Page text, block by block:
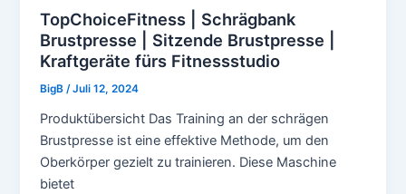
TopChoiceFitness | Schrägbank
Brustpresse | Sitzende Brustpresse |
Kraftgeräte fürs Fitnessstudio
BigB/Juli 12, 2024
Produktübersicht Das Training an der schrägen
Brustpresse ist eine effektive Methode, um den
Oberkörper gezielt zu trainieren. Diese Maschine
bietet